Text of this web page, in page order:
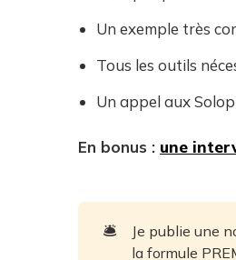
Un exemple très
Tous les outils
Un appel aux
En bonus : une
🛎️ Je publie une
la formule